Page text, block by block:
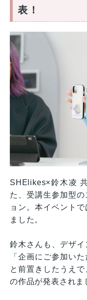
表！
SHElikes×鈴木凌
た、受講生参加型
ョン。本イベント
ました。
鈴木さんも、デザイ
「企画にご参加い
と前置きしたうえ
の作品が発表されま